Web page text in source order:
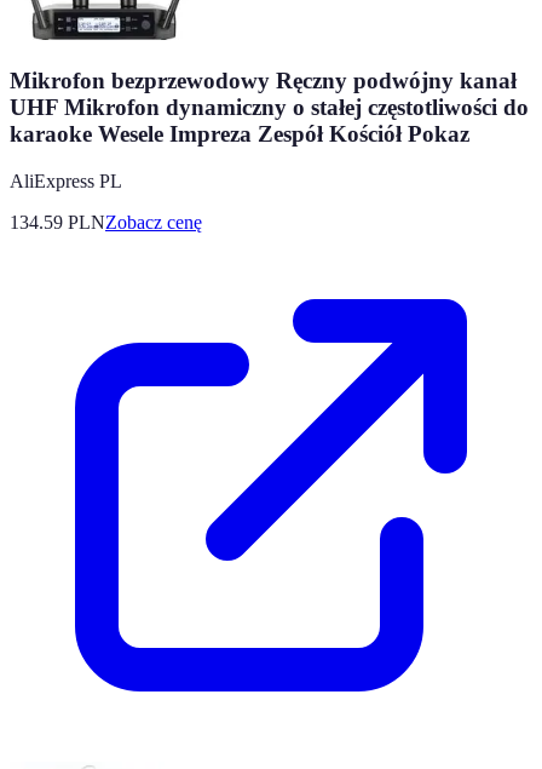
Mikrofon bezprzewodowy Ręczny podwójny kanał
UHF Mikrofon dynamiczny o stałej częstotliwości do
karaoke Wesele Impreza Zespół Kościół Pokaz
AliExpress PL
134.59 PLNZobacz cenę